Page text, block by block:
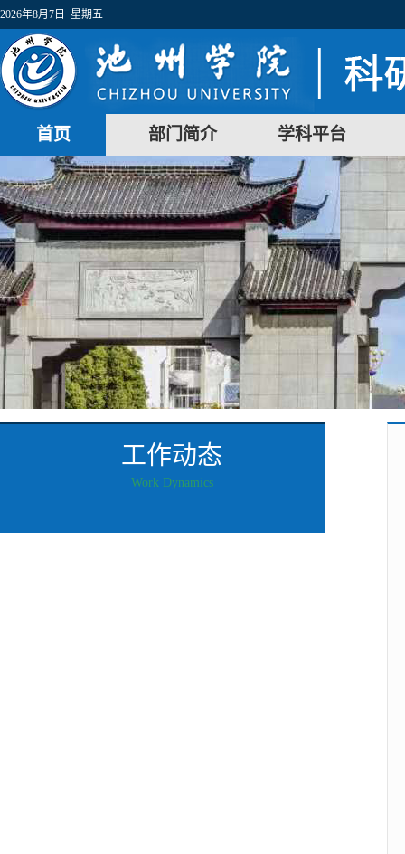
2026年8月7日 星期五
首页 部门简介 学科平台
工作动态
Work Dynamics